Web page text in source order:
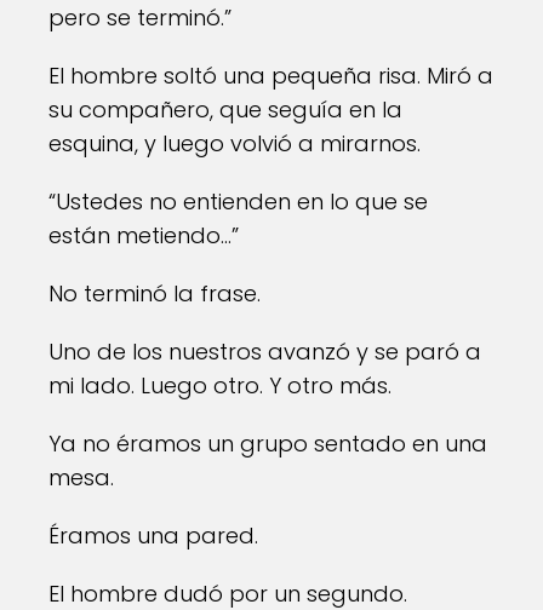
pero se terminó.”
El hombre soltó una pequeña risa. Miró a
su compañero, que seguía en la
esquina, y luego volvió a mirarnos.
“Ustedes no entienden en lo que se
están metiendo…”
No terminó la frase.
Uno de los nuestros avanzó y se paró a
mi lado. Luego otro. Y otro más.
Ya no éramos un grupo sentado en una
mesa.
Éramos una pared.
El hombre dudó por un segundo.